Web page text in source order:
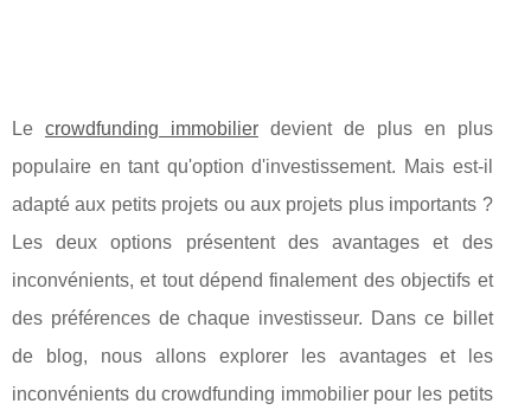
Le crowdfunding immobilierdevient de plus en plus
populaire en tant qu'option d'investissement. Mais est-il
adapté aux petits projets ou aux projets plus importants ?
Les deux options présentent des avantages et des
inconvénients, et tout dépend finalement des objectifs et
des préférences de chaque investisseur. Dans ce billet
de blog, nous allons explorer les avantages et les
inconvénients du crowdfunding immobilier pour les petits